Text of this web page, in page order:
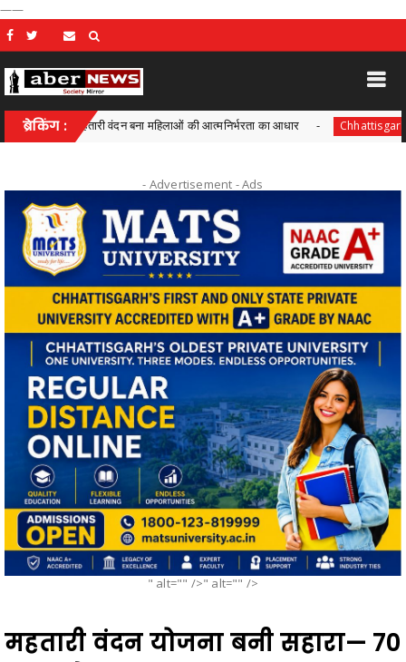
——
ब्रेकिंग :
महतारी वंदन बना महिलाओं की आत्मनिर्भरता का आधार Chhattisgarh आयुक्त
- Advertisement -Ads
" alt="" />" alt="" />
महतारी वंदन योजना बनी सहारा— 70